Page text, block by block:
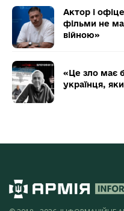
Актор і
фільми не
війною»
«Це зло має
українця,